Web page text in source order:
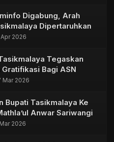
Digabung, Arah
Dipertaruhkan
2026
Tegaskan
Gratifikasi Bagi ASN
Mar 2026
Bupati Tasikmalaya Ke
Anwar Sariwangi
2026